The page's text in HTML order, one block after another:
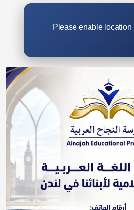
Please enable location